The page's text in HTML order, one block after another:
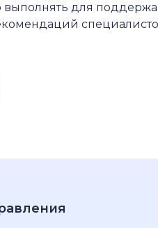
выполнять для